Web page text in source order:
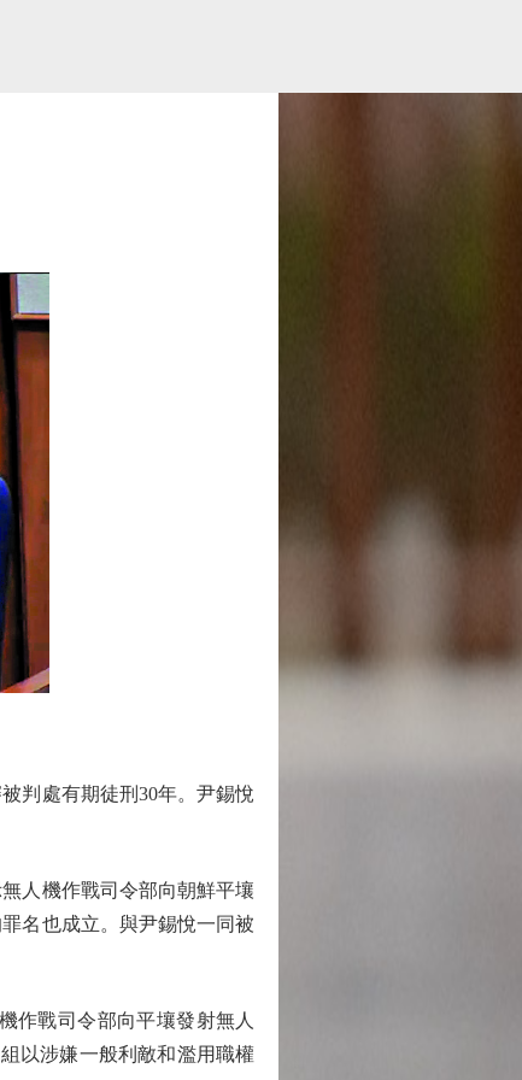
判處有期徒刑30年。尹錫悅
人機作戰司令部向朝鮮平壤
名也成立。與尹錫悅一同被
作戰司令部向平壤發射無人
以涉嫌一般利敵和濫用職權